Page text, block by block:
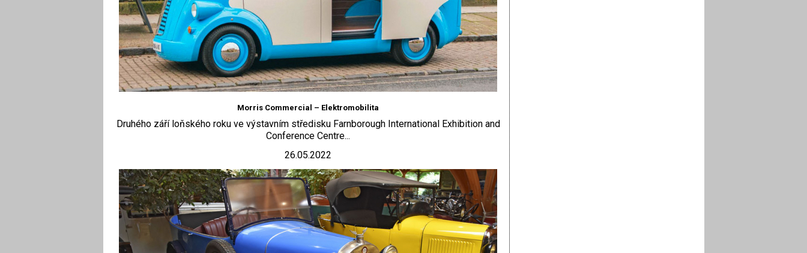
Morris Commercial – Elektromobilita
Druhého září loňského roku ve výstavním středisku Farnborough International Exhibition and
Conference Centre...
26.05.2022